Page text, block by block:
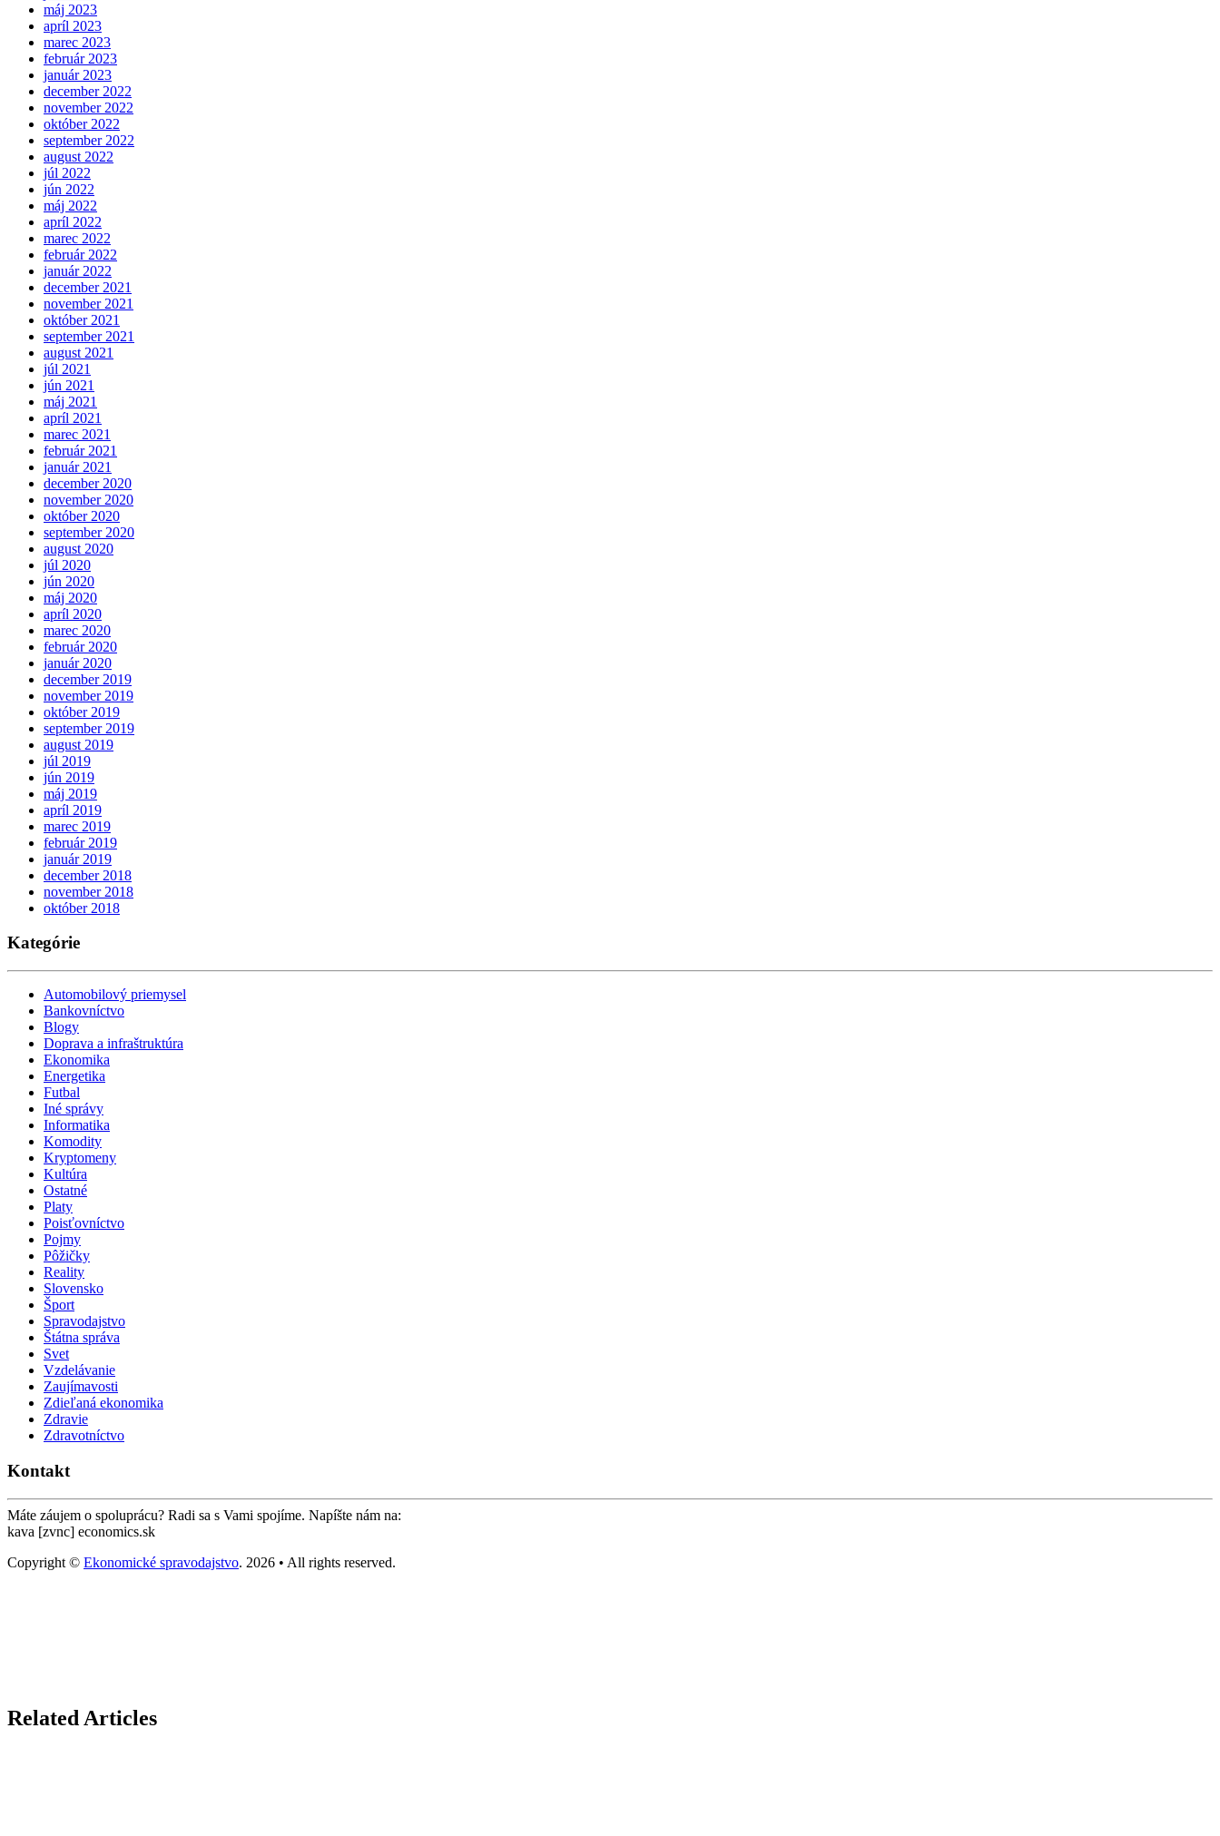
máj 2023
apríl 2023
marec 2023
február 2023
január 2023
december 2022
november 2022
október 2022
september 2022
august 2022
júl 2022
jún 2022
máj 2022
apríl 2022
marec 2022
február 2022
január 2022
december 2021
november 2021
október 2021
september 2021
august 2021
júl 2021
jún 2021
máj 2021
apríl 2021
marec 2021
február 2021
január 2021
december 2020
november 2020
október 2020
september 2020
august 2020
júl 2020
jún 2020
máj 2020
apríl 2020
marec 2020
február 2020
január 2020
december 2019
november 2019
október 2019
september 2019
august 2019
júl 2019
jún 2019
máj 2019
apríl 2019
marec 2019
február 2019
január 2019
december 2018
november 2018
október 2018
Kategórie
Automobilový priemysel
Bankovníctvo
Blogy
Doprava a infraštruktúra
Ekonomika
Energetika
Futbal
Iné správy
Informatika
Komodity
Kryptomeny
Kultúra
Ostatné
Platy
Poisťovníctvo
Pojmy
Pôžičky
Reality
Slovensko
Šport
Spravodajstvo
Štátna správa
Svet
Vzdelávanie
Zaujímavosti
Zdieľaná ekonomika
Zdravie
Zdravotníctvo
Kontakt
Máte záujem o spoluprácu? Radi sa s Vami spojíme. Napíšte nám na:
kava [zvnc] economics.sk
Copyright © Ekonomické spravodajstvo. 2026 • All rights reserved.
Related Articles